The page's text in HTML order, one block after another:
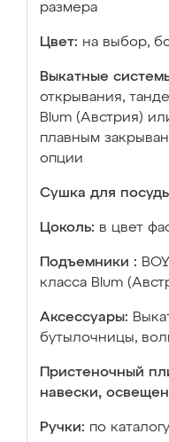
размера
Цвет: на выбор,
Выкатные
открывания,
Blum (Австрия)
плавным
опции
Сушка для
Цоколь: в цвет
Подъемники :
класса Blum
Аксессуары:
бутылочницы,
Пристеночный
навески,
Ручки: по каталогу